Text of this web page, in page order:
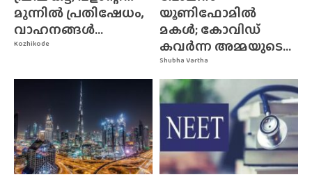
Kozhikode
മുന്നിൽ പ്രതിഷേധം,
വാഹനങ്ങൾ...
Shubha Vartha
യൂണിഫോമിൽ
മകൾ; കോവിഡ്
കവർന്ന അമ്മയുടെ...